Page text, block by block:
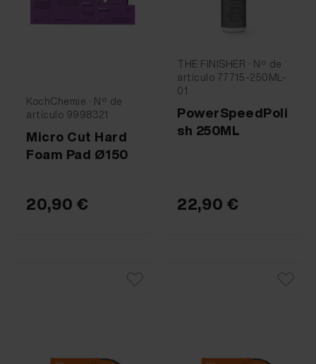
KochChemie · Nº de
artículo 9998321
Micro Cut Hard
Foam Pad Ø150
20,90 €
THE FINISHER · Nº de
artículo 77715-250ML-
01
PowerSpeedPoli
sh 250ML
22,90 €